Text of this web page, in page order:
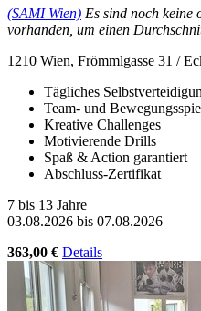
(SAMI Wien) Es sind noch keine
vorhanden, um einen
1210 Wien, Frömmlgasse 31 /
Tägliches
Team- und
Kreative Challenges
Motivierende Drills
Spaß & Action garantiert
Abschluss-Zertifikat
7 bis 13 Jahre
03.08.2026 bis 07.08.2026
363,00 € Details